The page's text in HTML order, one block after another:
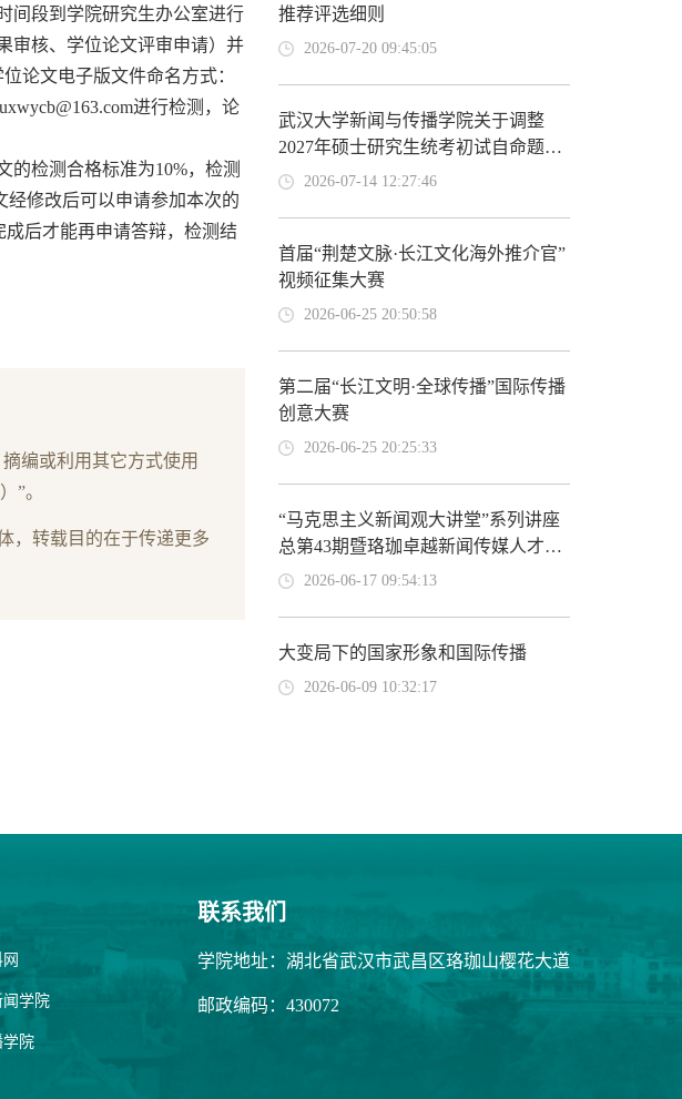
间段到学院研究生办公室进行
审核、学位论文评审申请）并
论文电子版文件命名方式：
进行检测，论
的检测合格标准为10%，检测
经修改后可以申请参加本次的
后才能再申请答辩，检测结
编或利用其它方式使用
”。
，转载目的在于传递更多
推荐评选细则
2026-07-20 09:45:05
武汉大学新闻与传播学院关于调整
2027年硕士研究生统考初试自命题科
目的公告
2026-07-14 12:27:46
首届“荆楚文脉·长江文化海外推介官”
视频征集大赛
2026-06-25 20:50:58
第二届“长江文明·全球传播”国际传播
创意大赛
2026-06-25 20:25:33
“马克思主义新闻观大讲堂”系列讲座
总第43期暨珞珈卓越新闻传媒人才大
讲堂第6期
2026-06-17 09:54:13
大变局下的国家形象和国际传播
2026-06-09 10:32:17
闻学院
学院
联系我们
学院地址：湖北省武汉市武昌区珞珈山樱花大道
邮政编码：430072